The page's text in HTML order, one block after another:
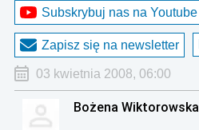
Subskrybuj nas na Youtube
Zapisz się na newsletter
03 kwietnia 2008, 06:00
Bożena Wiktorowska